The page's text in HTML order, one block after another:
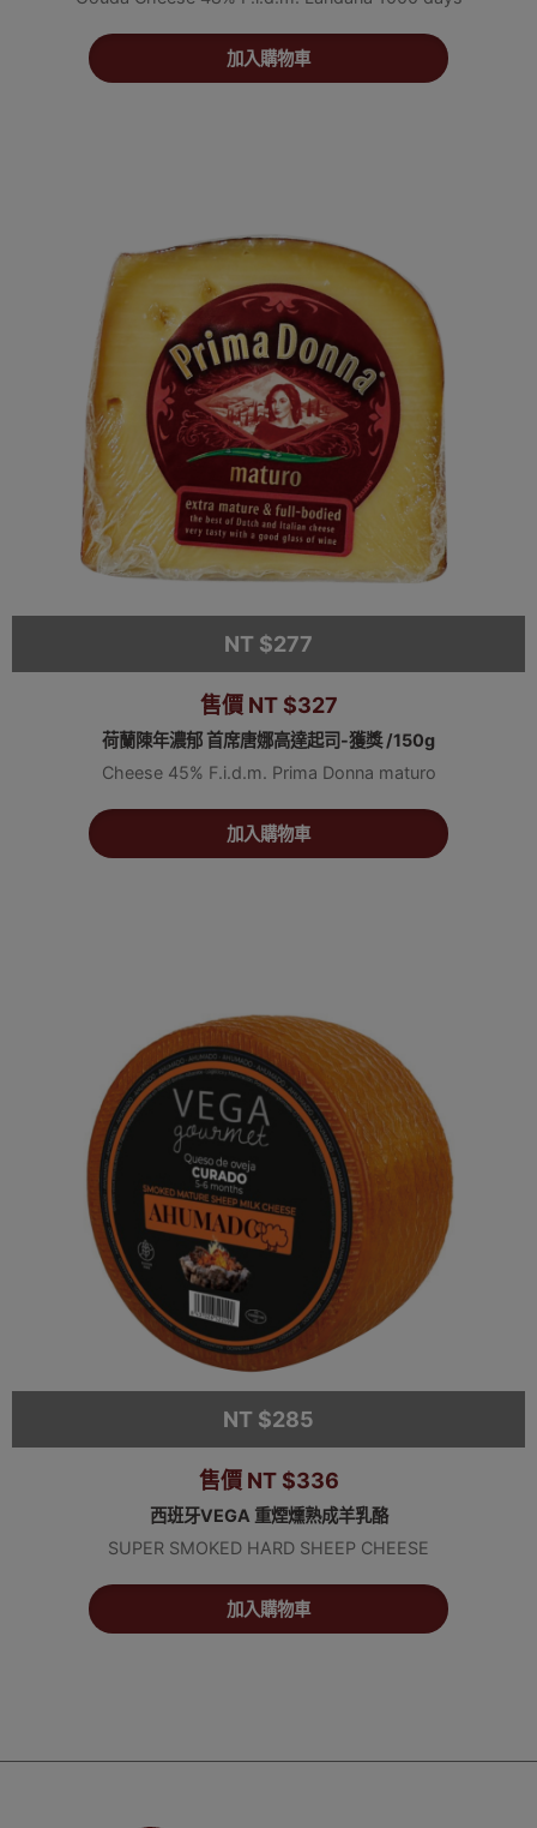
加入購物車
NT $277
售價 NT $327
荷蘭陳年濃郁 首席唐娜高達起司-獲獎 /150g
Cheese 45% F.i.d.m. Prima Donna maturo
加入購物車
NT $285
售價 NT $336
西班牙VEGA 重煙燻熟成羊乳酪
SUPER SMOKED HARD SHEEP CHEESE
加入購物車